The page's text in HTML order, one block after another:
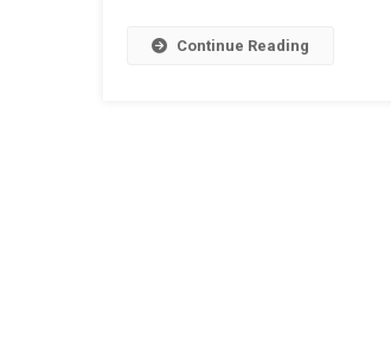
Continue Reading